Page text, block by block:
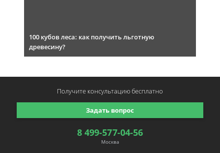
100 кубов леса: как получить льготную
древесину?
8 499-577-04-56
Москва
Задать вопрос
Получите консультациюбесплатно